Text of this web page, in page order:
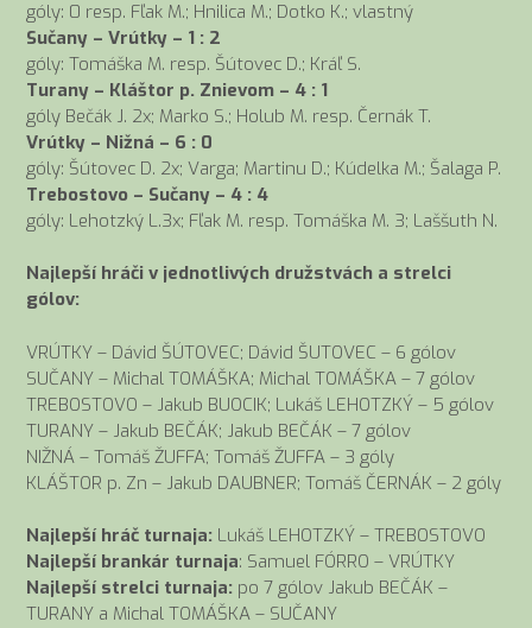
góly: 0 resp. Fľak M.; Hnilica M.; Dotko K.; vlastný
Sučany – Vrútky – 1 : 2
góly: Tomáška M. resp. Šútovec D.; Kráľ S.
Turany – Kláštor p. Znievom – 4 : 1
góly Bečák J. 2x; Marko S.; Holub M. resp. Černák T.
Vrútky – Nižná – 6 : 0
góly: Šútovec D. 2x; Varga; Martinu D.; Kúdelka M.; Šalaga P.
Trebostovo – Sučany – 4 : 4
góly: Lehotzký L.3x; Fľak M. resp. Tomáška M. 3; Laššuth N.
Najlepší hráči v jednotlivých družstvách a strelci
gólov:
VRÚTKY – Dávid ŠÚTOVEC; Dávid ŠUTOVEC – 6 gólov
SUČANY – Michal TOMÁŠKA; Michal TOMÁŠKA – 7 gólov
TREBOSTOVO – Jakub BUOCIK; Lukáš LEHOTZKÝ – 5 gólov
TURANY – Jakub BEČÁK; Jakub BEČÁK – 7 gólov
NIŽNÁ – Tomáš ŽUFFA; Tomáš ŽUFFA – 3 góly
KLÁŠTOR p. Zn – Jakub DAUBNER; Tomáš ČERNÁK – 2 góly
Najlepší hráč turnaja: Lukáš LEHOTZKÝ – TREBOSTOVO
Najlepší brankár turnaja: Samuel FÓRRO – VRÚTKY
Najlepší strelci turnaja: po 7 gólov Jakub BEČÁK –
TURANY a Michal TOMÁŠKA – SUČANY